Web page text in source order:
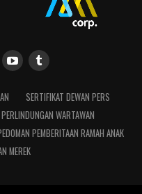
SERTIFIKAT DEWAN PERS
WARTAWAN
PEMBERITAAN RAMAH ANAK
MEREK